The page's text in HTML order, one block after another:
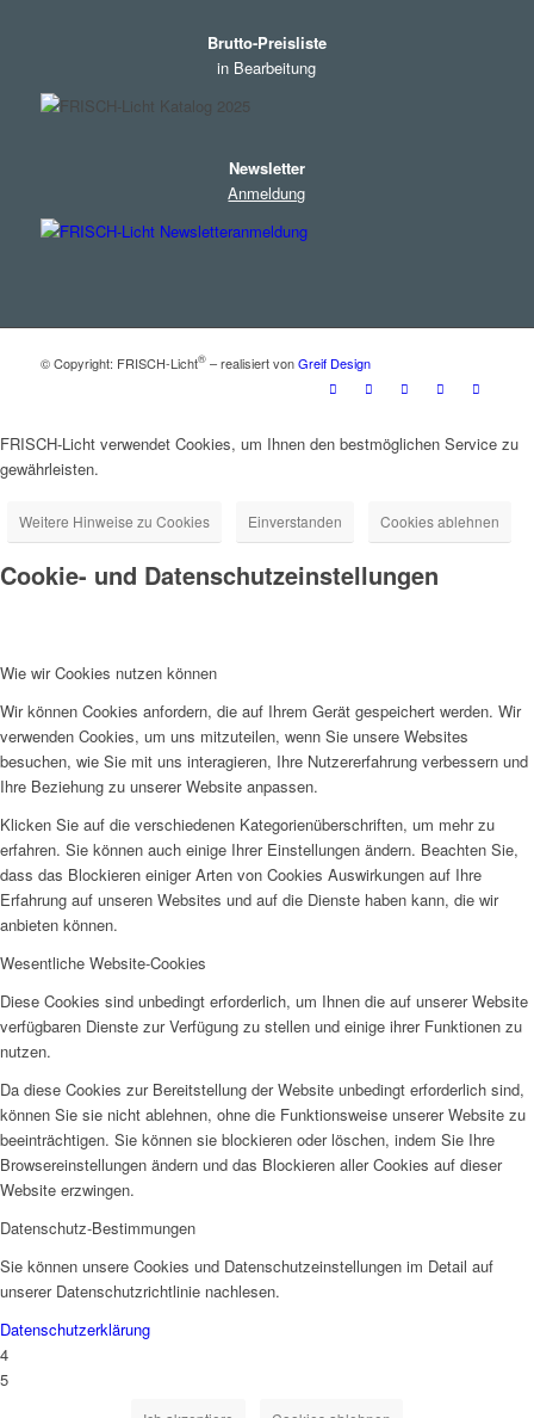
Brutto-Preisliste
in Bearbeitung
Newsletter
Anmeldung
© Copyright: FRISCH-Licht®– realisiert vonGreif Design
FRISCH-Licht verwendet Cookies, um Ihnen den bestmöglichen Service zu
gewährleisten.
Weitere Hinweise zu Cookies Einverstanden Cookies ablehnen
Cookie- und Datenschutzeinstellungen
Wie wir Cookies nutzen können
Wir können Cookies anfordern, die auf Ihrem Gerät gespeichert werden. Wir
verwenden Cookies, um uns mitzuteilen, wenn Sie unsere Websites
besuchen, wie Sie mit uns interagieren, Ihre Nutzererfahrung verbessern und
Ihre Beziehung zu unserer Website anpassen.
Klicken Sie auf die verschiedenen Kategorienüberschriften, um mehr zu
erfahren. Sie können auch einige Ihrer Einstellungen ändern. Beachten Sie,
dass das Blockieren einiger Arten von Cookies Auswirkungen auf Ihre
Erfahrung auf unseren Websites und auf die Dienste haben kann, die wir
anbieten können.
Wesentliche Website-Cookies
Diese Cookies sind unbedingt erforderlich, um Ihnen die auf unserer Website
verfügbaren Dienste zur Verfügung zu stellen und einige ihrer Funktionen zu
nutzen.
Da diese Cookies zur Bereitstellung der Website unbedingt erforderlich sind,
können Sie sie nicht ablehnen, ohne die Funktionsweise unserer Website zu
beeinträchtigen. Sie können sie blockieren oder löschen, indem Sie Ihre
Browsereinstellungen ändern und das Blockieren aller Cookies auf dieser
Website erzwingen.
Datenschutz-Bestimmungen
Sie können unsere Cookies und Datenschutzeinstellungen im Detail auf
unserer Datenschutzrichtlinie nachlesen.
Datenschutzerklärung
4
5